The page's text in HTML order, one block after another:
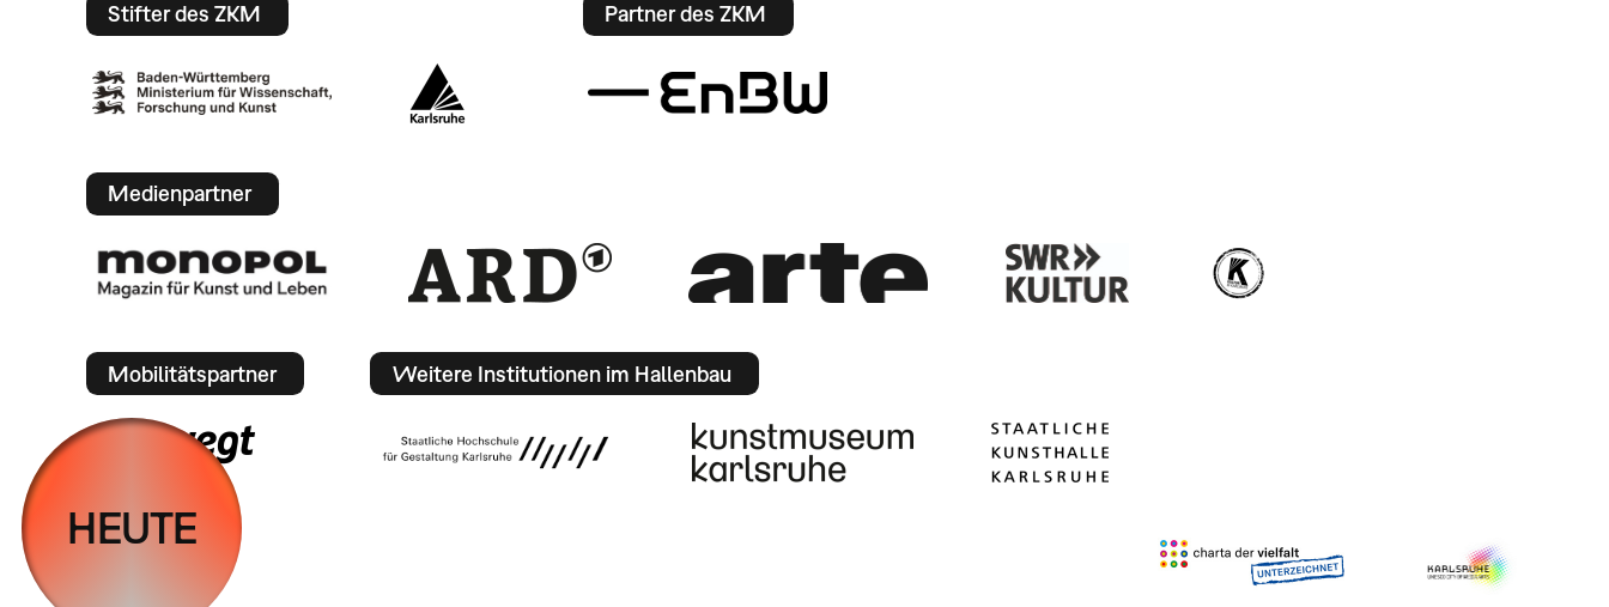
Stifter des ZKM Partner des ZKM
Medienpartner
Mobilitätspartner Weitere Institutionen im Hallenbau
HEUTE